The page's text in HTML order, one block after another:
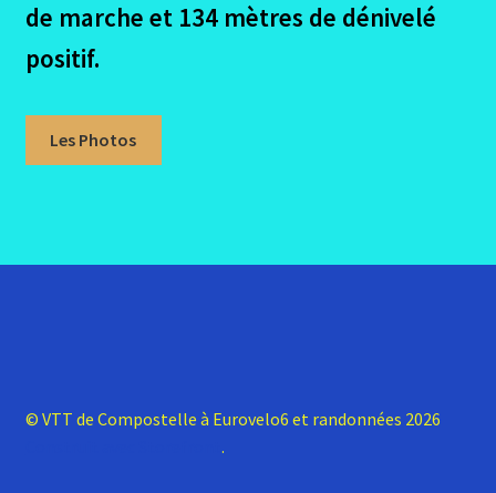
La Garona – Avis sur les logements
La credentiale la Garona
Conclusion La Garona
enfant
le
de marche et 134 mètres de dénivelé
positif.
Les Photos
© VTT de Compostelle à Eurovelo6 et randonnées 2026
.